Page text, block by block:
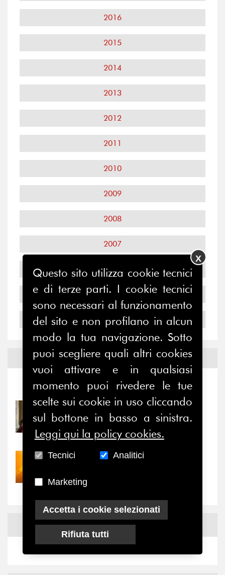
2016
2015
2014
2013
2012
2011
2010
2009
2008
2007
2006
2005
2004
Notizie edEventi
Notizie -Eventi
Prima della pausa estiva,
il valore di...
30/07/2026
“grande cecità”: la...
NewsFacebook
Questo sito utilizza cookie tecnici
e di terze parti. I cookie tecnici
sono necessari al funzionamento
del sito e non profilano in alcun
modo la tua navigazione. Sotto
puoi scegliere quali altri cookies
vuoi attivare e in qualsiasi
momento puoi rivedere le tue
scelte sui cookie in uso cliccando
sul bottone in basso a sinistra.
Leggi qui la policy cookies.
Tecnici Analitici
Marketing
Accetta i cookie selezionati
Rifiuta tutti
X